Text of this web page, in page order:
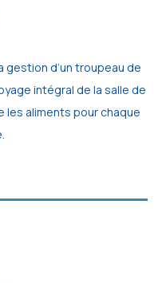
gestion d’un troupeau de
intégral de la salle de
aliments pour chaque